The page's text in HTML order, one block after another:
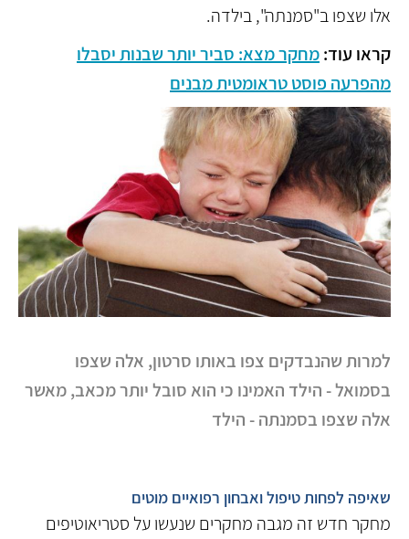
אלו שצפו ב"סמנתה", בילדה.
קראו עוד:מחקר מצא: סביר יותר שבנות יסבלו
מהפרעה פוסט טראומטית מבנים
למרות שהנבדקים צפו באותו סרטון, אלה שצפו
בסמואל - הילד האמינו כי הוא סובל יותר מכאב, מאשר
אלה שצפו בסמנתה - הילד
שאיפה לפחות טיפול ואבחון רפואיים מוטים
מחקר חדש זה מגבה מחקרים שנעשו על סטריאוטיפים